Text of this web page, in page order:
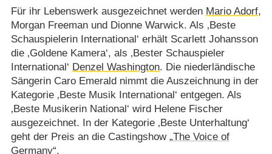
Für ihr Lebenswerk ausgezeichnet werden Mario Adorf,
Morgan Freeman und Dionne Warwick. Als ‚Beste
Schauspielerin International‘ erhält Scarlett Johansson
die ‚Goldene Kamera‘, als ‚Bester Schauspieler
International‘ Denzel Washington. Die niederländische
Sängerin Caro Emerald nimmt die Auszeichnung in der
Kategorie ‚Beste Musik International‘ entgegen. Als
‚Beste Musikerin National‘ wird Helene Fischer
ausgezeichnet. In der Kategorie ‚Beste Unterhaltung‘
geht der Preis an die Castingshow „The Voice of
Germany“.